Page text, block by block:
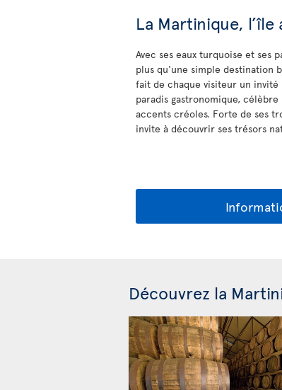
La Martinique,
Avec ses eaux turquoise et ses
plus qu'une simple destination
fait de chaque visiteur un
paradis gastronomique,
accents créoles. Forte de ses
invite à découvrir ses trésors
Découvrez la